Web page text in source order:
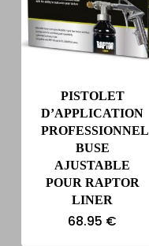
PISTOLET
D’APPLICATION
PROFESSIONNEL
BUSE
AJUSTABLE
POUR RAPTOR
LINER
68.95 €